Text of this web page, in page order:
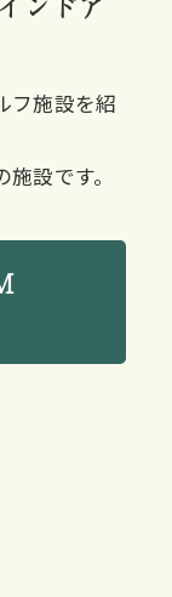
フ施設を紹
設です。